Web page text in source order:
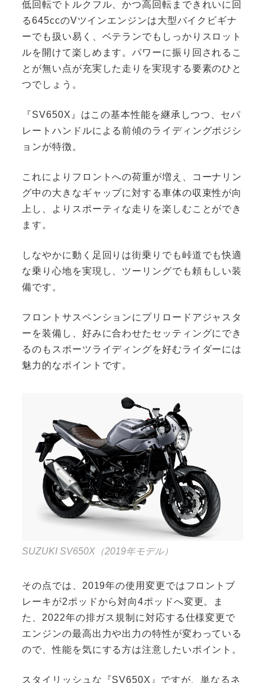
低回転でトルクフル、かつ高回転まできれいに回
る645ccのVツインエンジンは大型バイクビギナ
ーでも扱い易く、ベテランでもしっかりスロット
ルを開けて楽しめます。パワーに振り回されるこ
とが無い点が充実した走りを実現する要素のひと
つでしょう。
『SV650X』はこの基本性能を継承しつつ、セパ
レートハンドルによる前傾のライディングポジシ
ョンが特徴。
これによりフロントへの荷重が増え、コーナリン
グ中の大きなギャップに対する車体の収束性が向
上し、よりスポーティな走りを楽しむことができ
ます。
しなやかに動く足回りは街乗りでも峠道でも快適
な乗り心地を実現し、ツーリングでも頼もしい装
備です。
フロントサスペンションにプリロードアジャスタ
ーを装備し、好みに合わせたセッティングにでき
るのもスポーツライディングを好むライダーには
魅力的なポイントです。
SUZUKI SV650X（2019年モデル）
その点では、2019年の使用変更ではフロントブ
レーキが2ポッドから対向4ポッドへ変更。ま
た、2022年の排ガス規制に対応する仕様変更で
エンジンの最高出力や出力の特性が変わっている
ので、性能を気にする方は注意したいポイント。
スタイリッシュな『SV650X』ですが、単なるネ